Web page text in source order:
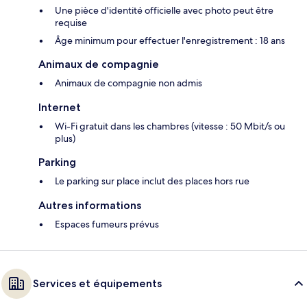
Une pièce d'identité officielle avec photo peut être
requise
Âge minimum pour effectuer l'enregistrement : 18 ans
Animaux de compagnie
Animaux de compagnie non admis
Internet
Wi-Fi gratuit dans les chambres (vitesse : 50 Mbit/s ou
plus)
Parking
Le parking sur place inclut des places hors rue
Autres informations
Espaces fumeurs prévus
Services et équipements